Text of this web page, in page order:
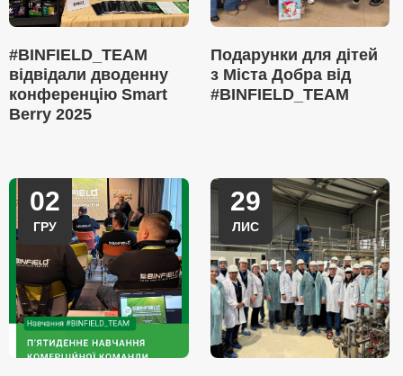
#BINFIELD_TEAM
відвідали дводенну
конференцію Smart
Berry 2025
Подарунки для дітей
з Міста Добра від
#BINFIELD_TEAM
02
ГРУ
29
ЛИС